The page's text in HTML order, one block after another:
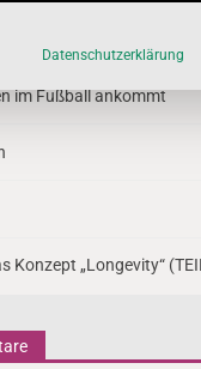
im Fußball ankommt
Konzept „Longevity“
Datenschutzerklärung